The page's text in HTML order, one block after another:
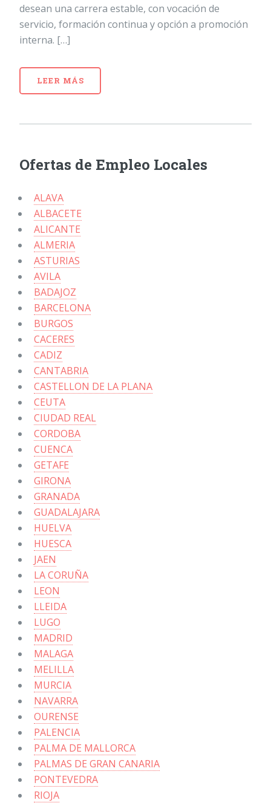
desean una carrera estable, con vocación de
servicio, formación continua y opción a promoción
interna. […]
LEER MÁS
Ofertas de Empleo Locales
ALAVA
ALBACETE
ALICANTE
ALMERIA
ASTURIAS
AVILA
BADAJOZ
BARCELONA
BURGOS
CACERES
CADIZ
CANTABRIA
CASTELLON DE LA PLANA
CEUTA
CIUDAD REAL
CORDOBA
CUENCA
GETAFE
GIRONA
GRANADA
GUADALAJARA
HUELVA
HUESCA
JAEN
LA CORUÑA
LEON
LLEIDA
LUGO
MADRID
MALAGA
MELILLA
MURCIA
NAVARRA
OURENSE
PALENCIA
PALMA DE MALLORCA
PALMAS DE GRAN CANARIA
PONTEVEDRA
RIOJA